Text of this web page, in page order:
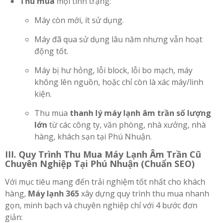
Máy còn mới, ít sử dụng.
Máy đã qua sử dụng lâu năm nhưng vẫn hoạt
động tốt.
Máy bị hư hỏng, lỗi block, lỗi bo mạch, máy
không lên nguồn, hoặc chỉ còn là xác máy/linh
kiện.
Thu mua thanh lý máy lạnh âm trần số lượng
lớn từ các công ty, văn phòng, nhà xưởng, nhà
hàng, khách sạn tại Phú Nhuận.
III. Quy Trình Thu Mua Máy Lạnh Âm Trần Cũ
Chuyên Nghiệp Tại Phú Nhuận (Chuẩn SEO)
Với mục tiêu mang đến trải nghiệm tốt nhất cho khách
hàng, Máy lạnh 365xây dựng quy trình thu mua nhanh
gọn, minh bạch và chuyên nghiệp chỉ với 4 bước đơn
giản: